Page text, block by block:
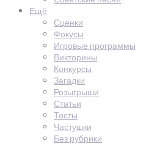
Ещё
Сценки
Фокусы
Игровые программы
Викторины
Конкурсы
Загадки
Розыгрыши
Статьи
Тосты
Частушки
Без рубрики